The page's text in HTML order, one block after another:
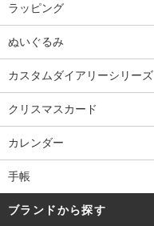
ラッピング
ぬいぐるみ
カスタムダイアリーシリーズ
クリスマスカード
カレンダー
手帳
ブランドから探す